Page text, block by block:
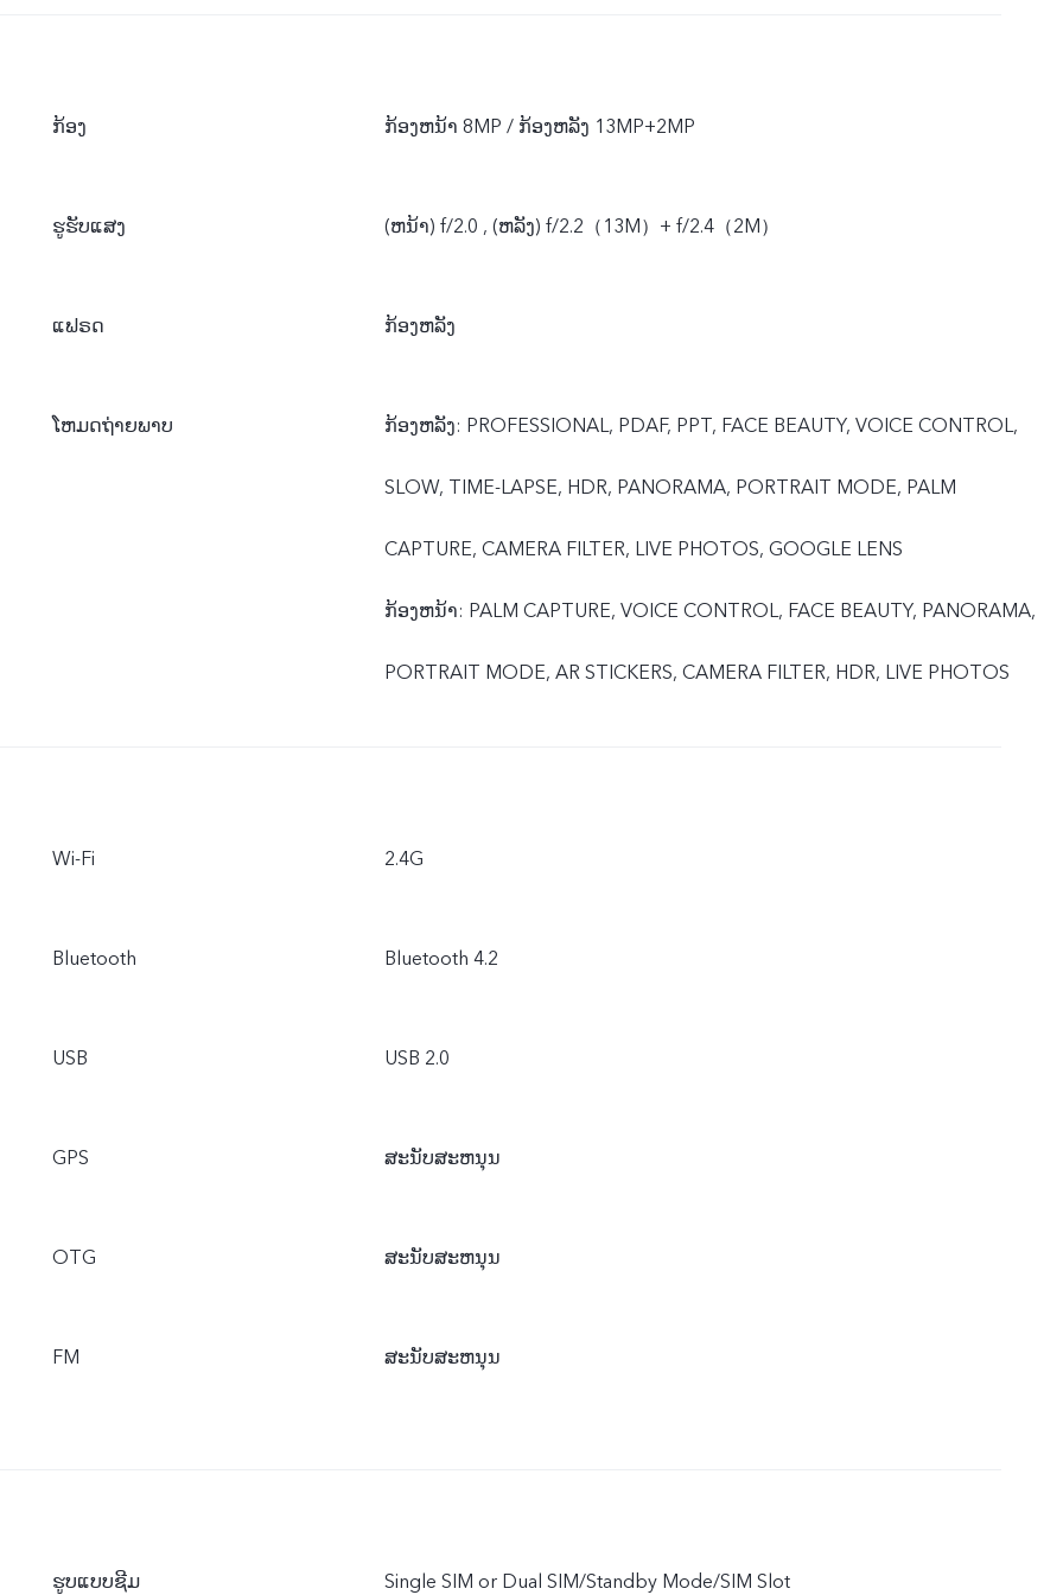
ກ້ອງ ກ້ອງຫນ້າ 8MP / ກ້ອງຫລັງ 13MP+2MP
ຮູຮັບແສງ (ຫນ້າ) f/2.0 , (ຫລັງ) f/2.2（13M）+ f/2.4（2M）
ແຟຣດ ກ້ອງຫລັງ
ໂຫມດຖ່າຍພາບ ກ້ອງຫລັງ: PROFESSIONAL, PDAF, PPT, FACE BEAUTY, VOICE CONTROL,
SLOW, TIME-LAPSE, HDR, PANORAMA, PORTRAIT MODE, PALM
CAPTURE, CAMERA FILTER, LIVE PHOTOS, GOOGLE LENS
ກ້ອງຫນ້າ: PALM CAPTURE, VOICE CONTROL, FACE BEAUTY, PANORAMA,
PORTRAIT MODE, AR STICKERS, CAMERA FILTER, HDR, LIVE PHOTOS
Wi-Fi 2.4G
Bluetooth Bluetooth 4.2
USB USB 2.0
GPS ສະນັບສະຫນຸນ
OTG ສະນັບສະຫນຸນ
FM ສະນັບສະຫນຸນ
ຮູບແບບຊີມ Single SIM or Dual SIM/Standby Mode/SIM Slot